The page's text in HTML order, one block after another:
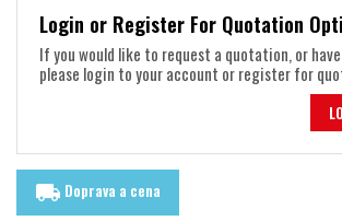
Login or Register For Quotation
If you would like to request a quotation, or
please login to your account or register for
local_shipping Doprava a cena